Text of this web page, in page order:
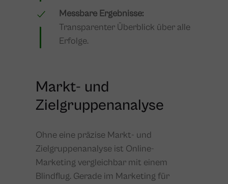
Messbare Ergebnisse:
Transparenter Überblick über alle
Erfolge.
Markt- und
Zielgruppenanalyse
Ohne eine präzise Markt- und
Zielgruppenanalyse ist Online-
Marketing vergleichbar mit einem
Blindflug. Gerade im Marketing für